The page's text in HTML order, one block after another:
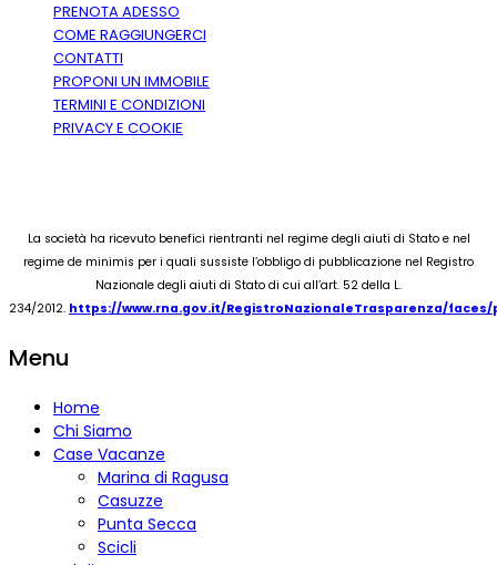
PRENOTA ADESSO
COME RAGGIUNGERCI
CONTATTI
PROPONI UN IMMOBILE
TERMINI E CONDIZIONI
PRIVACY E COOKIE
La società ha ricevuto benefici rientranti nel regime degli aiuti di Stato e nel
regime de minimis per i quali sussiste l’obbligo di pubblicazione nel Registro
Nazionale degli aiuti di Stato di cui all’art. 52 della L.
234/2012. https://www.rna.gov.it/RegistroNazionaleTrasparenza/
Menu
Home
Chi Siamo
Case Vacanze
Marina di Ragusa
Casuzze
Punta Secca
Scicli